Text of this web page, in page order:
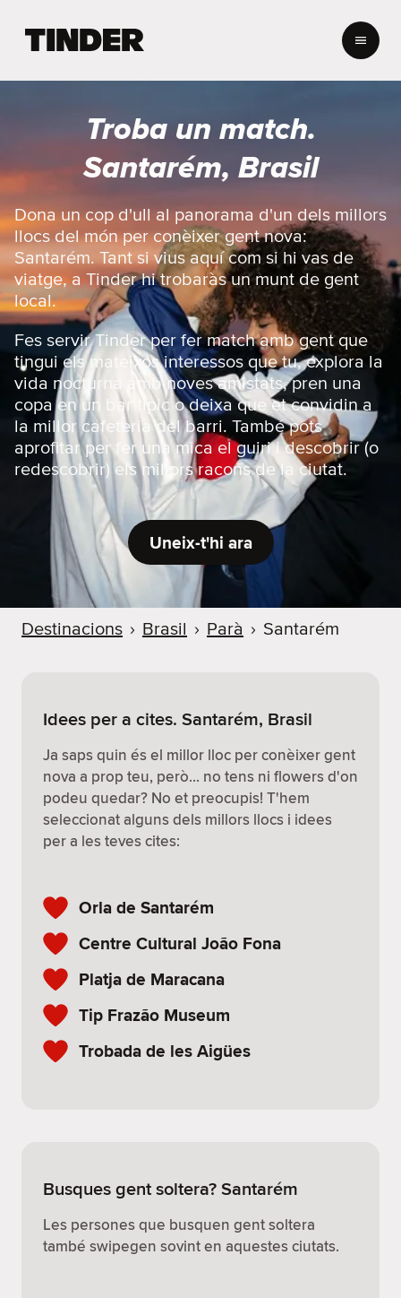
r
n
c
i
Troba un match.
Santarém, Brasil
Dona un cop d'ull al panorama d'un dels millors
llocs del món per conèixer gent nova:
Santarém. Tant si vius aquí com si hi vas de
viatge, a Tinder hi trobaràs un munt de gent
local.
Fes servir Tinder per fer match amb gent que
tingui els mateixos interessos que tu, explora la
vida nocturna amb noves amistats, pren una
copa en un bar típic o deixa que et convidin a
la millor cafeteria del barri. També pots
aprofitar per fer una mica el guiri i descobrir (o
redescobrir) els millors racons de la ciutat.
Uneix-t'hi ara
Destinacions › Brasil › Parà › Santarém
Idees per a cites. Santarém, Brasil
Ja saps quin és el millor lloc per conèixer gent
nova a prop teu, però… no tens ni flowers d'on
podeu quedar? No et preocupis! T'hem
seleccionat alguns dels millors llocs i idees
per a les teves cites:
Orla de Santarém
Centre Cultural João Fona
Platja de Maracana
Tip Frazão Museum
Trobada de les Aigües
Busques gent soltera? Santarém
Les persones que busquen gent soltera
també swipegen sovint en aquestes ciutats.